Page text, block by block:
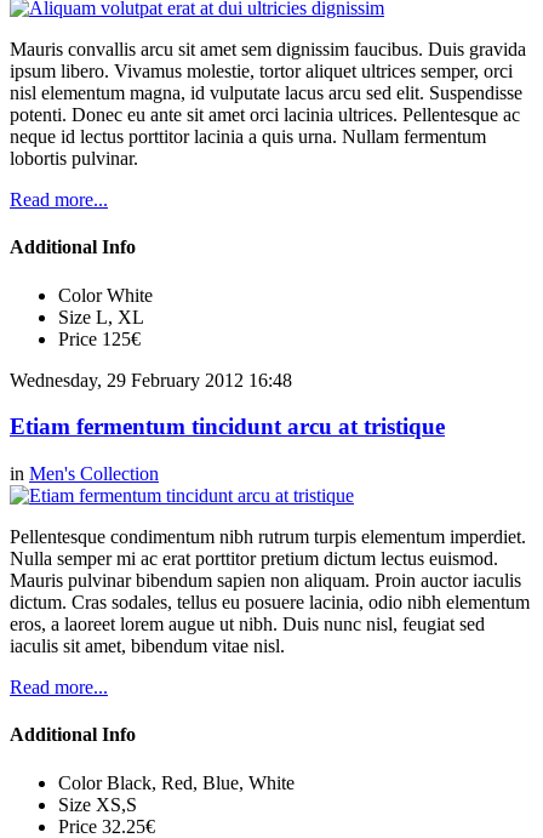
Mauris convallis arcu sit amet sem dignissim faucibus. Duis gravida
ipsum libero. Vivamus molestie, tortor aliquet ultrices semper, orci
nisl elementum magna, id vulputate lacus arcu sed elit. Suspendisse
potenti. Donec eu ante sit amet orci lacinia ultrices. Pellentesque ac
neque id lectus porttitor lacinia a quis urna. Nullam fermentum
lobortis pulvinar.
Read more...
Additional Info
Color White
Size L, XL
Price 125€
Wednesday, 29 February 2012 16:48
Etiam fermentum tincidunt arcu at tristique
in Men's Collection
Pellentesque condimentum nibh rutrum turpis elementum imperdiet.
Nulla semper mi ac erat porttitor pretium dictum lectus euismod.
Mauris pulvinar bibendum sapien non aliquam. Proin auctor iaculis
dictum. Cras sodales, tellus eu posuere lacinia, odio nibh elementum
eros, a laoreet lorem augue ut nibh. Duis nunc nisl, feugiat sed
iaculis sit amet, bibendum vitae nisl.
Read more...
Additional Info
Color Black, Red, Blue, White
Size XS,S
Price 32.25€